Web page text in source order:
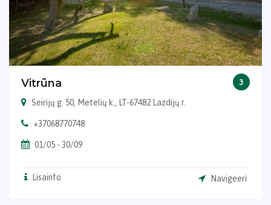
Vitrūna 3
Seirijų g. 50, Metelių k., LT-67482 Lazdijų r.
+37068770748
01/05 - 30/09
Lisainfo Navigeeri